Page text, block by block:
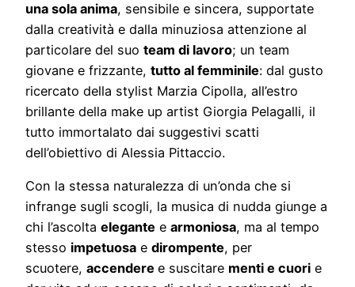
una sola anima, sensibile e sincera, supportate
dalla creatività e dalla minuziosa attenzione al
particolare del suo team di lavoro; un team
giovane e frizzante, tutto al femminile: dal gusto
ricercato della stylist Marzia Cipolla, all’estro
brillante della make up artist Giorgia Pelagalli, il
tutto immortalato dai suggestivi scatti
dell’obiettivo di Alessia Pittaccio.
Con la stessa naturalezza di un’onda che si
infrange sugli scogli, la musica di nudda giunge a
chi l’ascolta elegante e armoniosa, ma al tempo
stesso impetuosa e dirompente, per
scuotere, accendere e suscitare menti e cuori e